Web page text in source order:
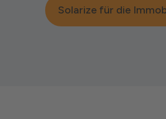
Solarize für die